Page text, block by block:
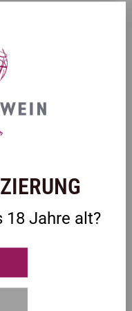
18 Jahre alt?